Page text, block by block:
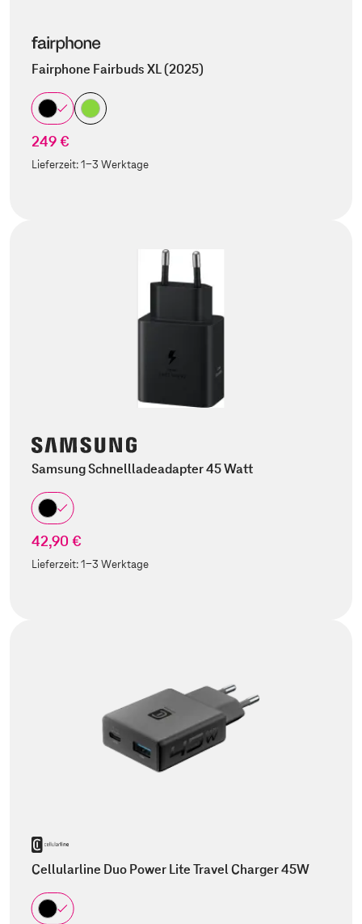
Fairphone Fairbuds XL (2025)
249 €
Lieferzeit:1-3 Werktage
Samsung Schnellladeadapter 45 Watt
42,90 €
Lieferzeit:1-3 Werktage
Cellularline Duo Power Lite Travel Charger 45W